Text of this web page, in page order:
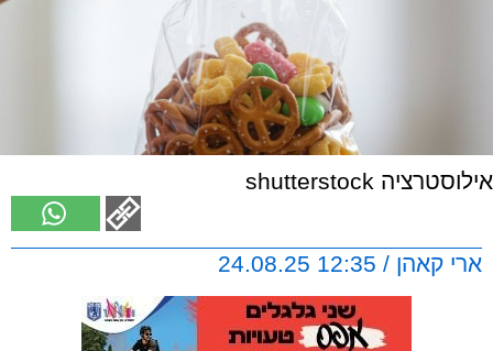
אילוסטרציה shutterstock
ארי קאהן / 12:35 24.08.25